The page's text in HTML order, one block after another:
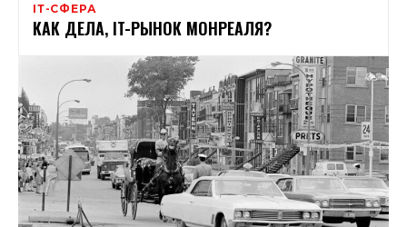
ІТ-СФЕРА
КАК ДЕЛА, IT-РЫНОК МОНРЕАЛЯ?